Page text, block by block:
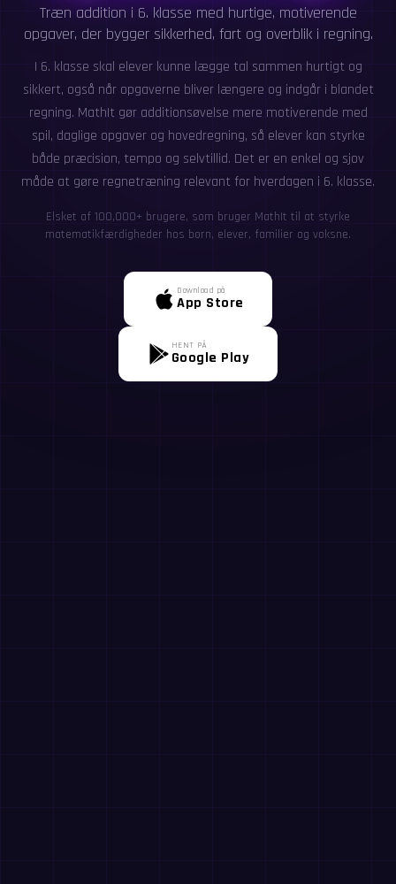
Træn addition i 6. klasse med hurtige, motiverende
opgaver, der bygger sikkerhed, fart og overblik i regning.
I 6. klasse skal elever kunne lægge tal sammen hurtigt og
sikkert, også når opgaverne bliver længere og indgår i blandet
regning. MathIt gør additionsøvelse mere motiverende med
spil, daglige opgaver og hovedregning, så elever kan styrke
både præcision, tempo og selvtillid. Det er en enkel og sjov
måde at gøre regnetræning relevant for hverdagen i 6. klasse.
Elsket af 100,000+ brugere, som bruger MathIt til at styrke
matematikfærdigheder hos børn, elever, familier og voksne.
Download på
App Store
HENT PÅ
Google Play